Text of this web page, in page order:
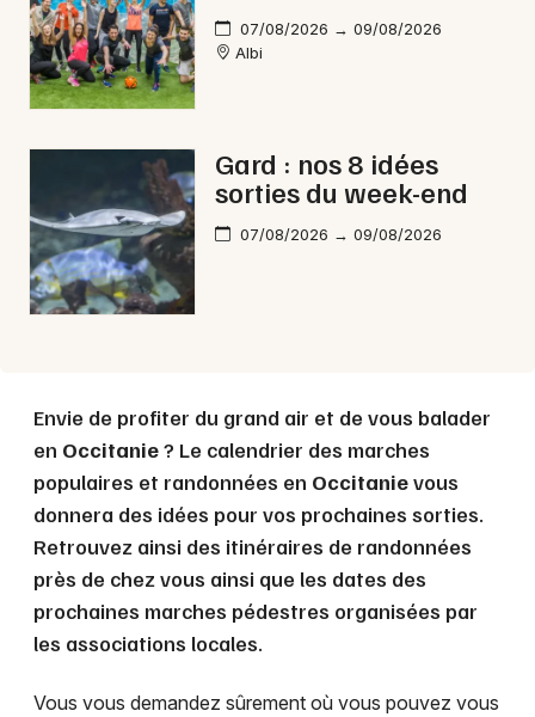
07/08/2026 → 09/08/2026
Albi
Gard : nos 8 idées
sorties du week-end
07/08/2026 → 09/08/2026
Envie de profiter du grand air et de vous balader
en Occitanie? Le calendrier des marches
populaires et randonnées en Occitanievous
donnera des idées pour vos prochaines sorties.
Retrouvez ainsi des itinéraires de randonnées
près de chez vous ainsi que les dates des
prochaines marches pédestres organisées par
les associations locales.
Vous vous demandez sûrement où vous pouvez vous